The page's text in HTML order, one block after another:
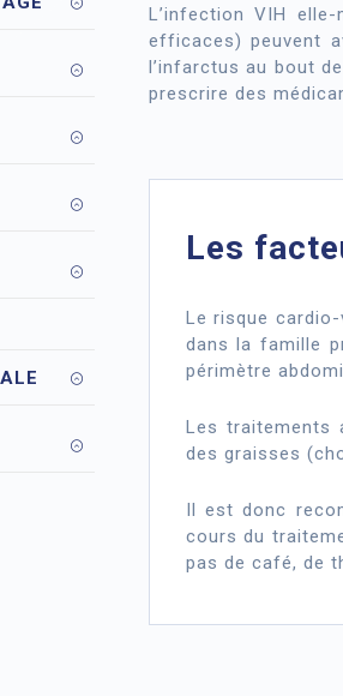
L’infection VIH
efficaces) peuvent
l’infarctus au bout
prescrire des
Les
Le risque
dans la famille
périmètre
Les traitements
des graisses
Il est donc
cours du
pas de café, de